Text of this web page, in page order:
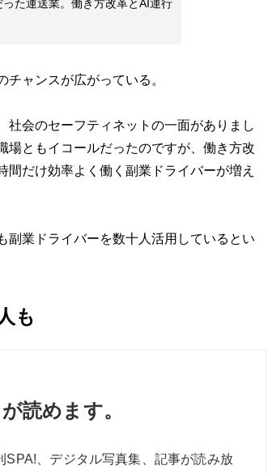
た運送業。働き方改革とAI運行
ャンスが広がっている。
社会のセーフティネットの一面がありまし
場ともイコールだったのですが、働き方改
だけ効率よく働く副業ドライバーが増え
副業ドライバーを数十人活用しているとい
も